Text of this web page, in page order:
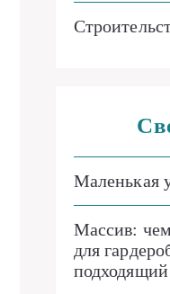
Маленькая
Массив:
для